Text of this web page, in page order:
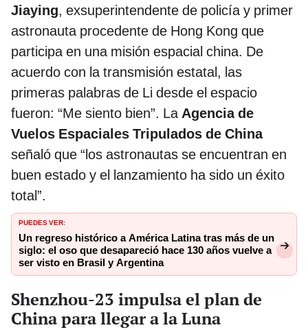
Jiaying, exsuperintendente de policía y primer
astronauta procedente de Hong Kong que
participa en una misión espacial china. De
acuerdo con la transmisión estatal, las
primeras palabras de Li desde el espacio
fueron: “Me siento bien”. LaAgencia de
Vuelos Espaciales Tripulados de China
señaló que “los astronautas se encuentran en
buen estado y el lanzamiento ha sido un éxito
total”.
PUEDES VER:
Un regreso histórico a América Latina tras más de un
siglo: el oso que desapareció hace 130 años vuelve a
ser visto en Brasil y Argentina
Shenzhou-23 impulsa el plan de
China para llegar a la Luna